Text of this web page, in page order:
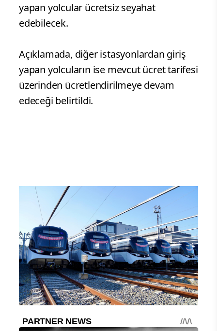
yapan yolcular ücretsiz seyahat
edebilecek.
Açıklamada, diğer istasyonlardan giriş
yapan yolcuların ise mevcut ücret tarifesi
üzerinden ücretlendirilmeye devam
edeceği belirtildi.